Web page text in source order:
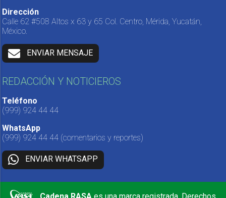
Dirección
Calle 62 #508 Altos x 63 y 65 Col. Centro, Mérida, Yucatán,
México.
ENVIAR MENSAJE
REDACCIÓN Y NOTICIEROS
Teléfono
(999) 924 44 44
WhatsApp
(999) 924 44 44 (comentarios y reportes)
ENVIAR WHATSAPP
Cadena RASA es una marca registrada. Derechos